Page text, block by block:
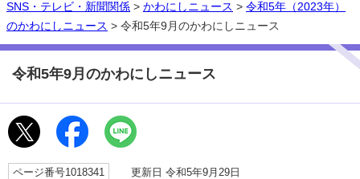
SNS・テレビ・新聞関係 > かわにしニュース > 令和5年（2023年）
のかわにしニュース > 令和5年9月のかわにしニュース
令和5年9月のかわにしニュース
ページ番号1018341 更新日 令和5年9月29日